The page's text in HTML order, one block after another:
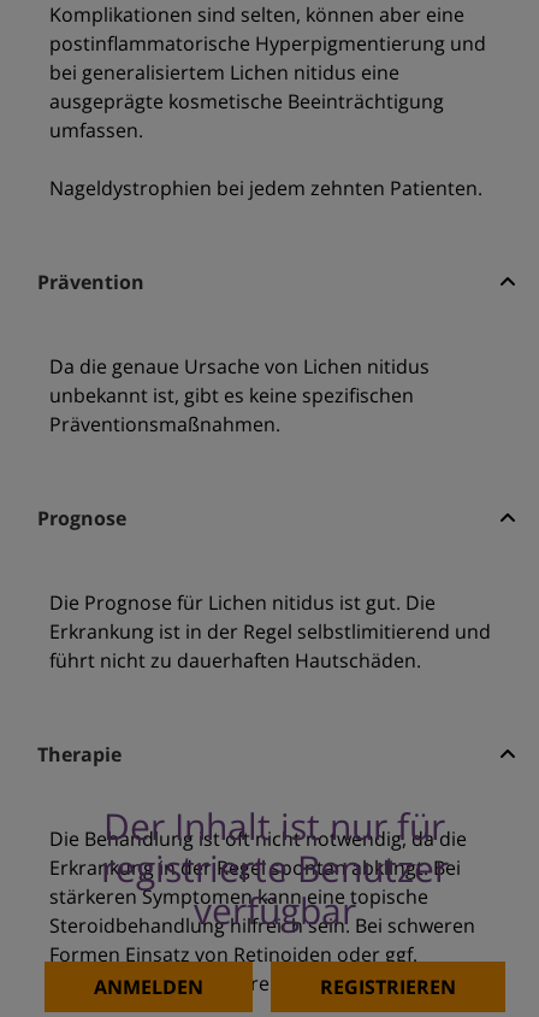
Komplikationen sind selten, können aber eine
postinflammatorische Hyperpigmentierung und
bei generalisiertem Lichen nitidus eine
ausgeprägte kosmetische Beeinträchtigung
umfassen.
Nageldystrophien bei jedem zehnten Patienten.
Prävention
Da die genaue Ursache von Lichen nitidus
unbekannt ist, gibt es keine spezifischen
Präventionsmaßnahmen.
Prognose
Die Prognose für Lichen nitidus ist gut. Die
Erkrankung ist in der Regel selbstlimitierend und
führt nicht zu dauerhaften Hautschäden.
Therapie
Der Inhalt ist nur für
registrierte Benutzer
verfügbar
ANMELDEN REGISTRIEREN
Die Behandlung ist oft nicht notwendig, da die
Erkrankung in der Regel spontan abklingt. Bei
stärkeren Symptomen kann eine topische
Steroidbehandlung hilfreich sein. Bei schweren
Formen Einsatz von Retinoiden oder ggf.
Biologics / JAK Inhibitoren.